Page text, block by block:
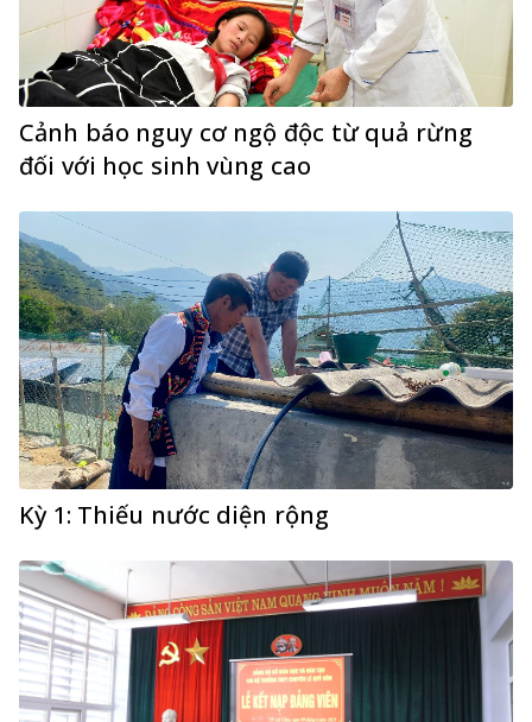
Cảnh báo nguy cơ ngộ độc từ quả rừng
đối với học sinh vùng cao
Kỳ 1: Thiếu nước diện rộng